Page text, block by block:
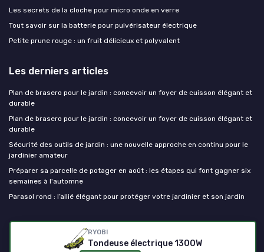
RYOBI
Tondeuse électrique 1300W
Les secrets de la cloche pour micro onde en verre
Tout savoir sur la batterie pour pulvérisateur électrique
Petite prune rouge : un fruit délicieux et polyvalent
Les derniers articles
Plan de brasero pour le jardin : concevoir un foyer de cuisson élégant et
durable
Plan de brasero pour le jardin : concevoir un foyer de cuisson élégant et
durable
Sécurité des outils de jardin : une nouvelle approche en continu pour le
jardinier amateur
Préparer sa parcelle de potager en août : les étapes qui font gagner six
semaines à l'automne
Parasol rond : l’allié élégant pour protéger votre jardinier et son jardin
Outils de jardinage